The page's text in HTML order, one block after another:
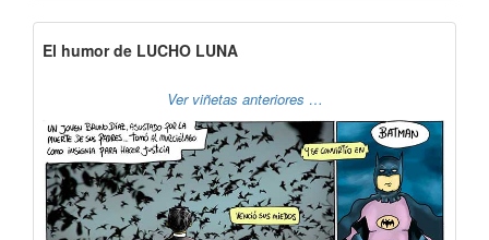
El humor de LUCHO LUNA
Ver viñetas anteriores …